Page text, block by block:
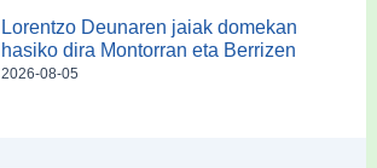
Lorentzo Deunaren jaiak domekan
hasiko dira Montorran eta Berrizen
2026-08-05